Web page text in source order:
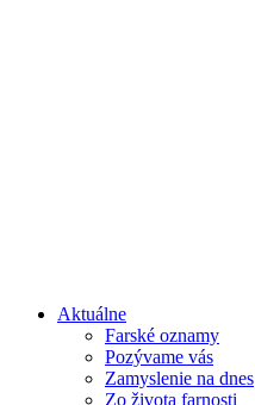
Aktuálne
Farské oznamy
Pozývame vás
Zamyslenie na dnes
Zo života farnosti